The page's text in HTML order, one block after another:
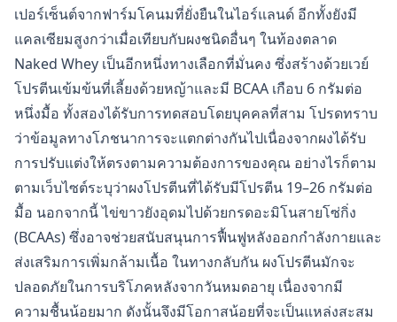
เปอร์เซ็นต์จากฟาร์มโคนมที่ยั่งยืนในไอร์แลนด์ อีกทั้งยังมี
แคลเซียมสูงกว่าเมื่อเทียบกับผงชนิดอื่นๆ ในท้องตลาด
Naked Whey เป็นอีกหนึ่งทางเลือกที่มั่นคง ซึ่งสร้างด้วยเวย์
โปรตีนเข้มข้นที่เลี้ยงด้วยหญ้าและมี BCAA เกือบ 6 กรัมต่อ
หนึ่งมื้อ ทั้งสองได้รับการทดสอบโดยบุคคลที่สาม โปรดทราบ
ว่าข้อมูลทางโภชนาการจะแตกต่างกันไปเนื่องจากผงได้รับ
การปรับแต่งให้ตรงตามความต้องการของคุณ อย่างไรก็ตาม
ตามเว็บไซต์ระบุว่าผงโปรตีนที่ได้รับมีโปรตีน 19–26 กรัมต่อ
มื้อ นอกจากนี้ ไข่ขาวยังอุดมไปด้วยกรดอะมิโนสายโซ่กิ่ง
(BCAAs) ซึ่งอาจช่วยสนับสนุนการฟื้นฟูหลังออกกำลังกายและ
ส่งเสริมการเพิ่มกล้ามเนื้อ ในทางกลับกัน ผงโปรตีนมักจะ
ปลอดภัยในการบริโภคหลังจากวันหมดอายุ เนื่องจากมี
ความชื้นน้อยมาก ดังนั้นจึงมีโอกาสน้อยที่จะเป็นแหล่งสะสม